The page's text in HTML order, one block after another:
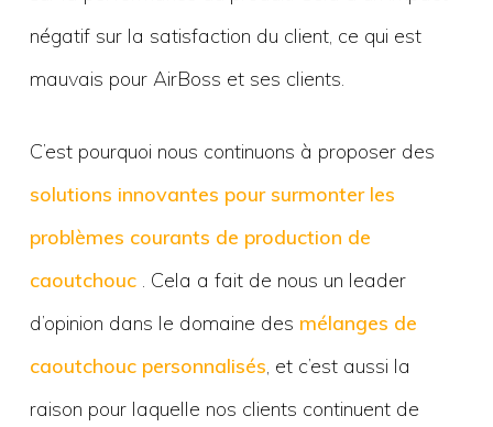
négatif sur la satisfaction du client, ce qui est
mauvais pour AirBoss et ses clients.
C’est pourquoi nous continuons à proposer des
solutions innovantes pour surmonter les
problèmes courants de production de
caoutchouc. Cela a fait de nous un leader
d’opinion dans le domaine des mélanges de
caoutchouc personnalisés, et c’est aussi la
raison pour laquelle nos clients continuent de